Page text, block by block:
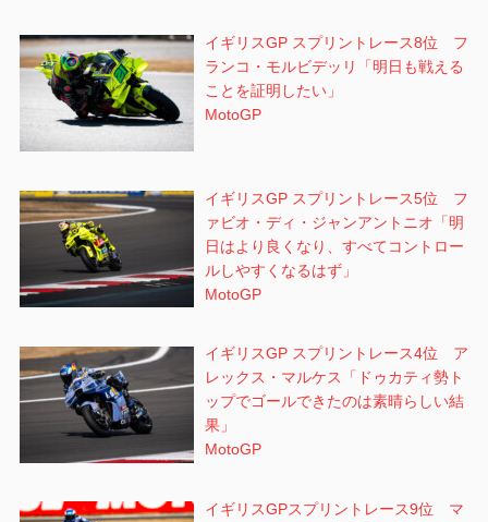
イギリスGP スプリントレース8位 フ
ランコ・モルビデッリ「明日も戦える
ことを証明したい」
MotoGP
イギリスGP スプリントレース5位 フ
ァビオ・ディ・ジャンアントニオ「明
日はより良くなり、すべてコントロー
ルしやすくなるはず」
MotoGP
イギリスGP スプリントレース4位 ア
レックス・マルケス「ドゥカティ勢ト
ップでゴールできたのは素晴らしい結
果」
MotoGP
イギリスGPスプリントレース9位 マ